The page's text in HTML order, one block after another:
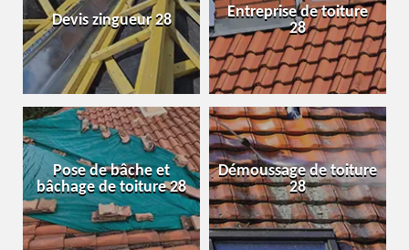
Devis zingueur 28
Entreprise de toiture
28
Pose de bâche et
bâchage de toiture 28
Démoussage de toiture
28